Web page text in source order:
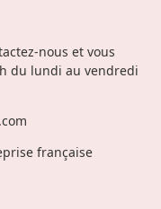
nous et vous
du lundi au vendredi
française